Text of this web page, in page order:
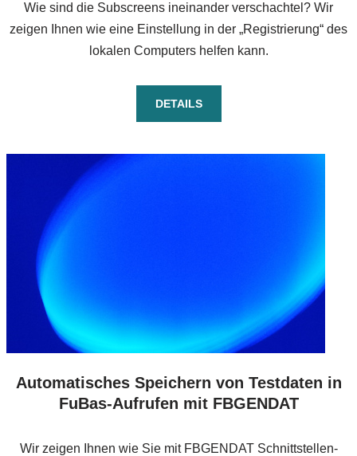
Wie sind die Subscreens ineinander verschachtel? Wir
zeigen Ihnen wie eine Einstellung in der „Registrierung“ des
lokalen Computers helfen kann.
DETAILS
Automatisches Speichern von Testdaten in
FuBas-Aufrufen mit FBGENDAT
Wir zeigen Ihnen wie Sie mit FBGENDAT Schnittstellen-